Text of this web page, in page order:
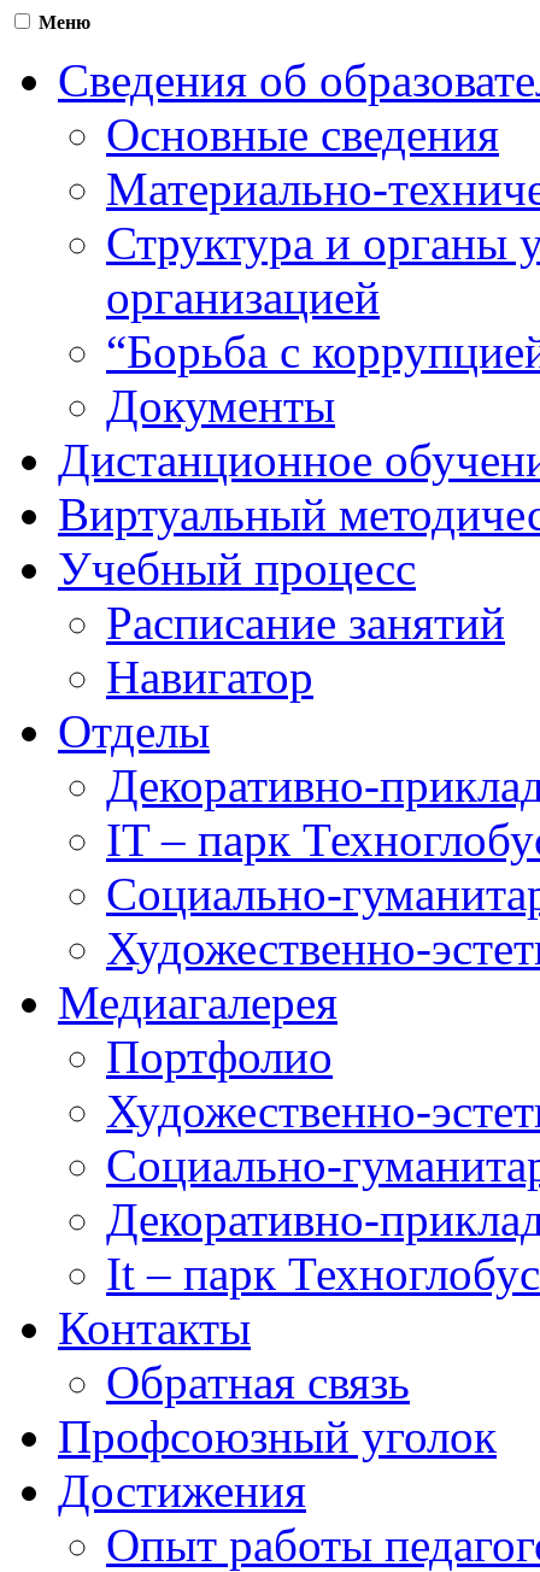
Меню
Сведения об
Основные сведения
Материально-
Структура и органы
организацией
“Борьба с
Документы
Дистанционное
Виртуальный
Учебный процесс
Расписание занятий
Навигатор
Отделы
Декоративно-
IT – парк
Социально-
Художественно-
Медиагалерея
Портфолио
Художественно-
Социально-
Декоративно-
It – парк Техноглобус
Контакты
Обратная связь
Профсоюзный уголок
Достижения
Опыт работы